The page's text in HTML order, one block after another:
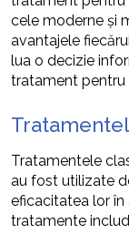
cele moderne și
avantajele
lua o decizie
tratament pentru
Tratamentele
au fost utilizate
eficacitatea lor
tratamente